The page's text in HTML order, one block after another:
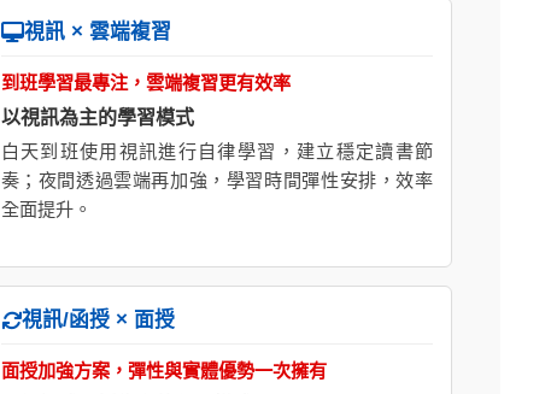
視訊 × 雲端複習
到班學習最專注，雲端複習更有效率
以視訊為主的學習模式
白天到班使用視訊進行自律學習，建立穩定讀書節
奏；夜間透過雲端再加強，學習時間彈性安排，效率
全面提升。
視訊/函授 × 面授
面授加強方案，彈性與實體優勢一次擁有